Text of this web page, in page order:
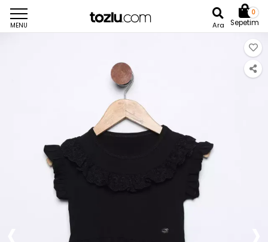
MENU Ara
0
Sepetim